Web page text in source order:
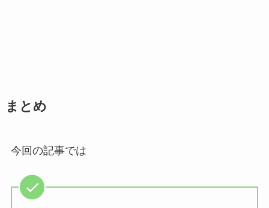
まとめ
今回の記事では